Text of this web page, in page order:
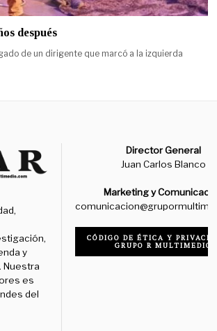
después
de un dirigente que marcó a la izquierda
y
Nuestra
es
del
Director General
Juan Carlos Blanco
Marketing y
CÓDIGO DE ÉTICA Y
GRUPO R MULTIMEDIO